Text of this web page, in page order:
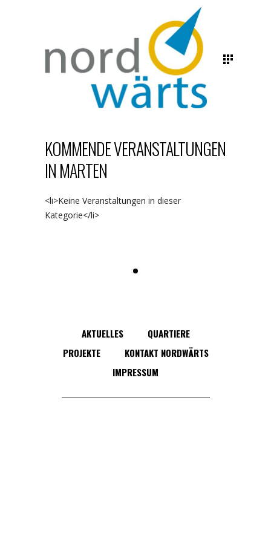
KOMMENDE VERANSTALTUNGEN
IN MARTEN
<li>Keine Veranstaltungen in dieser
Kategorie</li>
AKTUELLES
QUARTIERE
PROJEKTE
KONTAKT NORDWÄRTS
IMPRESSUM